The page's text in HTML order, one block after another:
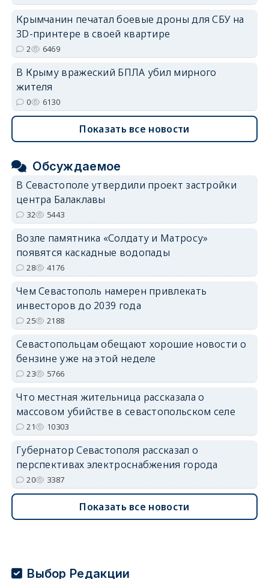
Крымчанин печатал боевые дроны для СБУ на
3D-принтере в своей квартире
2 6469
В Крыму вражеский БПЛА убил мирного
жителя
0 6130
Показать все новости
Обсуждаемое
В Севастополе утвердили проект застройки
центра Балаклавы
32 5443
Возле памятника «Солдату и Матросу»
появятся каскадные водопады
28 4176
Чем Севастополь намерен привлекать
инвесторов до 2039 года
25 2188
Севастопольцам обещают хорошие новости о
бензине уже на этой неделе
23 5766
Что местная жительница рассказала о
массовом убийстве в севастопольском селе
21 10303
Губернатор Севастополя рассказал о
перспективах электроснабжения города
20 3387
Показать все новости
Выбор Редакции